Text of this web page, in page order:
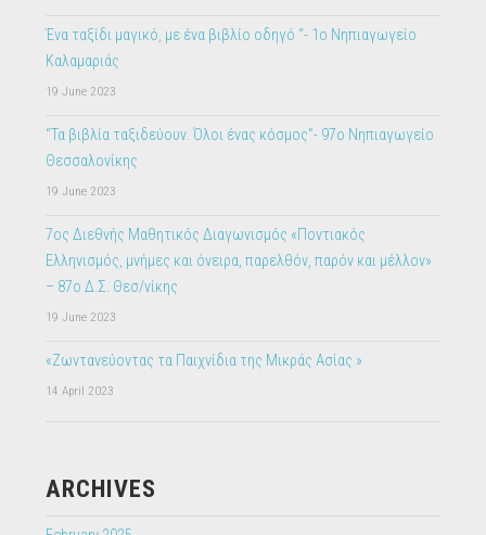
Ένα ταξίδι μαγικό, με ένα βιβλίο οδηγό “- 1ο Νηπιαγωγείο
Καλαμαριάς
19 June 2023
“Τα βιβλία ταξιδεύουν. Όλοι ένας κόσμος”- 97ο Νηπιαγωγείο
Θεσσαλονίκης
19 June 2023
7ος Διεθνής Μαθητικός Διαγωνισμός «Ποντιακός
Ελληνισμός, μνήμες και όνειρα, παρελθόν, παρόν και μέλλον»
– 87ο Δ.Σ. Θεσ/νίκης
19 June 2023
«Ζωντανεύοντας τα Παιχνίδια της Μικράς Ασίας »
14 April 2023
ARCHIVES